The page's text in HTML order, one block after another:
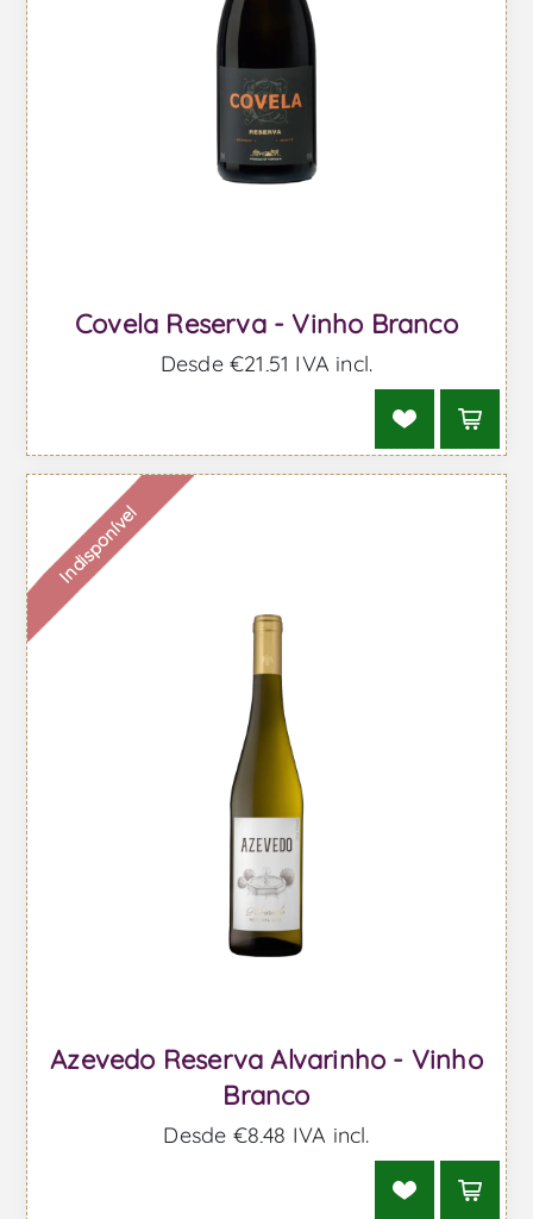
Covela Reserva - Vinho Branco
Desde €21,51 IVA incl.
Indisponível
Azevedo Reserva Alvarinho - Vinho
Branco
Desde €8,48 IVA incl.